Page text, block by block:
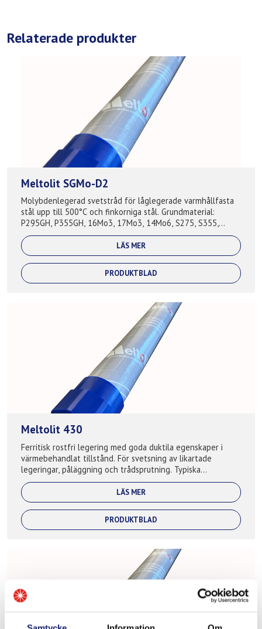
Relaterade produkter
Meltolit SGMo-D2
Molybdenlegerad svetstråd för låglegerade varmhållfasta
stål upp till 500°C och finkorniga stål. Grundmaterial:
P295GH, P355GH, 16Mo3, 17Mo3, 14Mo6, S275, S355,
S420, A210, A285, A335, A516,...
LÄS MER
PRODUKTBLAD
Meltolit 430
Ferritisk rostfri legering med goda duktila egenskaper i
värmebehandlat tillstånd. För svetsning av likartade
legeringar, påläggning och trådsprutning. Typiska
applikationer: Avgassystem, gjutva...
LÄS MER
PRODUKTBLAD